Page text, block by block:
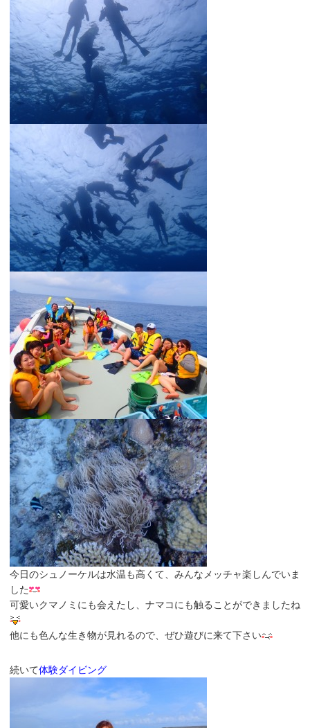
今日のシュノーケルは水温も高くて、みんなメッチャ楽しんでいま
した
可愛いクマノミにも会えたし、ナマコにも触ることができましたね
他にも色んな生き物が見れるので、ぜひ遊びに来て下さい
続いて体験ダイビング